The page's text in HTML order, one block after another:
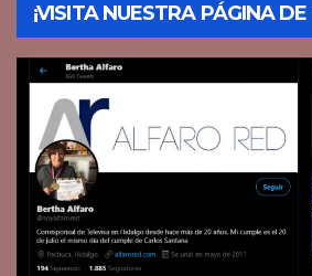
¡VISITA NUESTRA PÁGINA